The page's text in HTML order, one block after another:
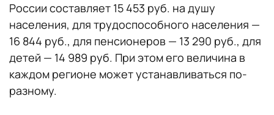
России составляет 15 453 руб. на душу
населения, для трудоспособного населения —
16 844 руб., для пенсионеров — 13 290 руб., для
детей — 14 989 руб. При этом его величина в
каждом регионе может устанавливаться по-
разному.